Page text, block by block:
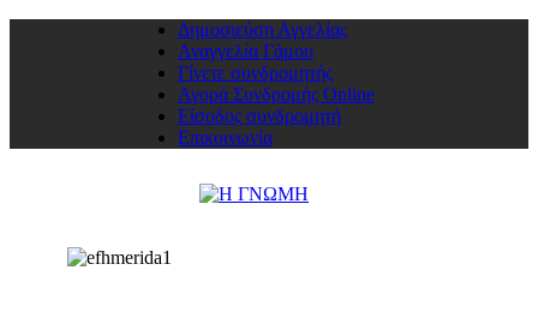
Δημοσιεύση Αγγελίας
Αναγγελία Γάμου
Γίνετε συνδρομητής
Αγορά Συνδρομής Online
Είσοδος συνδρομητή
Επικοινωνία